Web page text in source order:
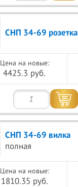
СНП 34-69 розетка
Цена на новые:
4425.3 руб.
СНП 34-69 вилка
полная
Цена на новые:
1810.35 руб.